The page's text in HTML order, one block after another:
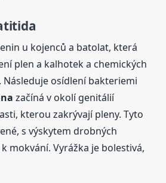
u kojenců a batolat, která
plen a kalhotek a chemických
Následuje osídlení bakteriemi
začíná v okolí genitálií
kterou zakrývají pleny. Tyto
s výskytem drobných
mokvání. Vyrážka je bolestivá,